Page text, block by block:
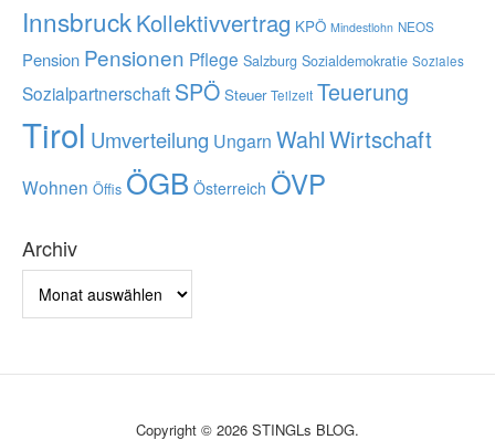
InnsbruckKollektivvertrag KPÖ Mindestlohn NEOS
Pension Pensionen Pflege Salzburg Sozialdemokratie Soziales
Sozialpartnerschaft SPÖ Steuer Teilzeit Teuerung
Tirol Umverteilung Ungarn WahlWirtschaft
Wohnen Öffis ÖGB Österreich ÖVP
Archiv
Copyright © 2026 STINGLs BLOG.